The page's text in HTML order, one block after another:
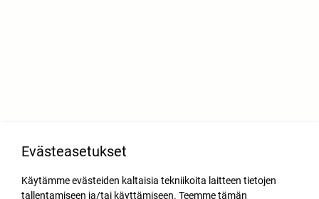
Evästeasetukset
Käytämme evästeiden kaltaisia tekniikoita laitteen tietojen
tallentamiseen ja/tai käyttämiseen. Teemme tämän